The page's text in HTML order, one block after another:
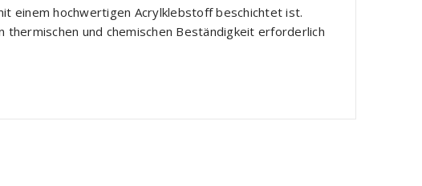
einem hochwertigen Acrylklebstoff beschichtet ist.
und chemischen Beständigkeit erforderlich